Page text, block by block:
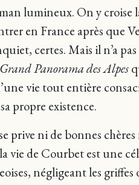
lumineux. On y
en France après que
certes. Mais il n’a
Grand Panorama des Alpes
vie tout entière
propre existence.
prive ni de bonnes
vie de Courbet est une
négligeant les